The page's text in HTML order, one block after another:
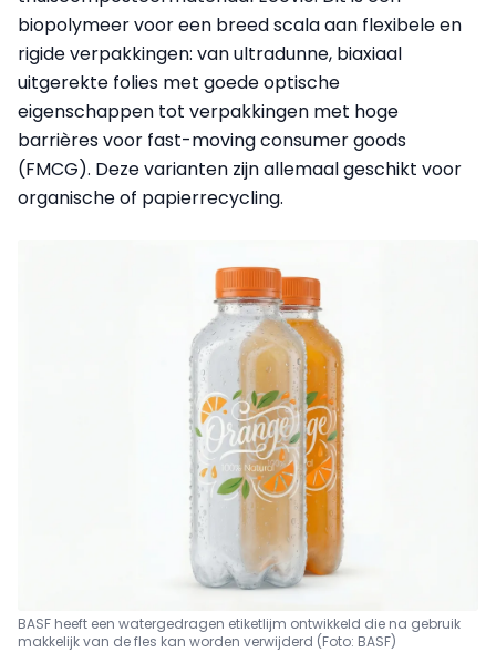
biopolymeer voor een breed scala aan flexibele en
rigide verpakkingen: van ultradunne, biaxiaal
uitgerekte folies met goede optische
eigenschappen tot verpakkingen met hoge
barrières voor fast-moving consumer goods
(FMCG). Deze varianten zijn allemaal geschikt voor
organische of papierrecycling.
BASF heeft een watergedragen etiketlijm ontwikkeld die na gebruik
makkelijk van de fles kan worden verwijderd (Foto: BASF)